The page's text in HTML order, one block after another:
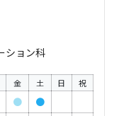
ション科
金 土 日 祝
●
●